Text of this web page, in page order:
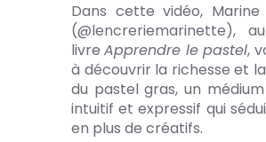
Dans cette vidéo, Marine
(@lencreriemarinette),
livreApprendre le pastel,
à découvrir la richesse et
du pastel gras, un
intuitif et expressif qui
en plus de créatifs.